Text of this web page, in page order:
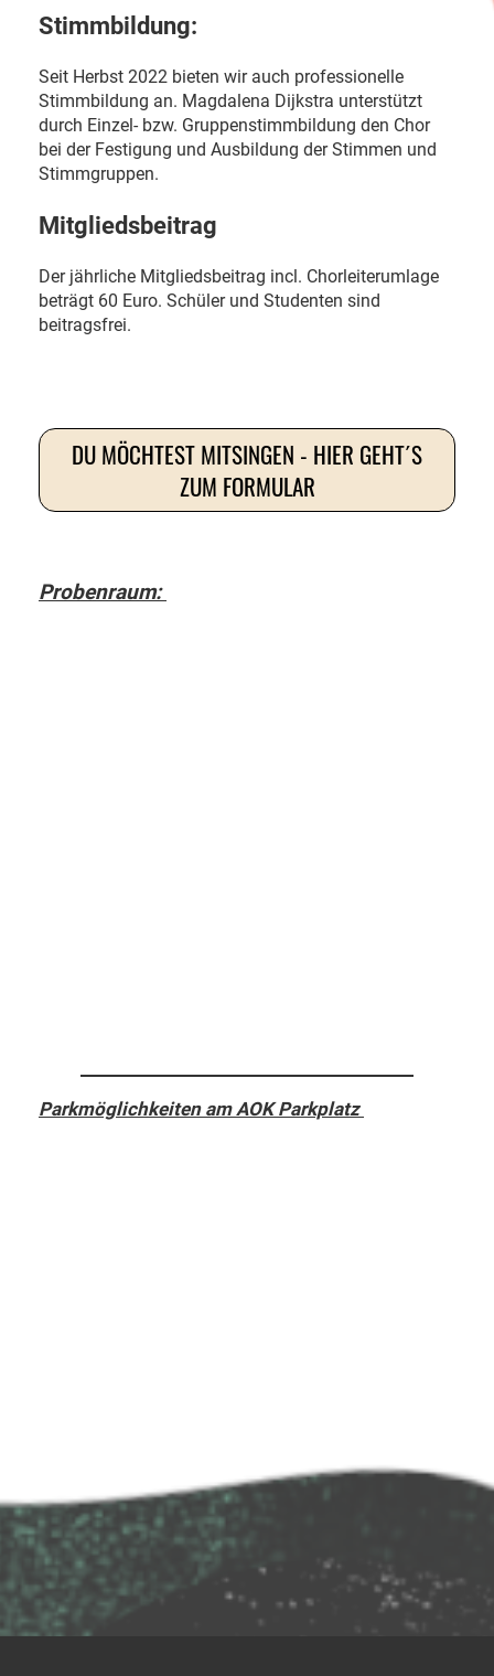
Stimmbildung:
Seit Herbst 2022 bieten wir auch professionelle
Stimmbildung an. Magdalena Dijkstra unterstützt
durch Einzel- bzw. Gruppenstimmbildung den Chor
bei der Festigung und Ausbildung der Stimmen und
Stimmgruppen.
Mitgliedsbeitrag
Der jährliche Mitgliedsbeitrag incl. Chorleiterumlage
beträgt 60 Euro. Schüler und Studenten sind
beitragsfrei.
DU MÖCHTEST MITSINGEN - HIER GEHT´S
ZUM FORMULAR
Probenraum:
Parkmöglichkeiten am AOK Parkplatz